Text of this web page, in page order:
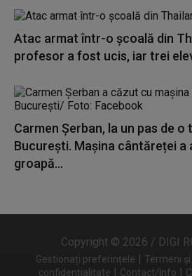
Atac armat într-o școală din
profesor a fost ucis, iar trei
Carmen Șerban, la un pas de o
București. Mașina cântăreței a
groapă...
Copyright © 2026 / DIGI
Gestionați preferințele | Termeni
confidențialitate | Contact/Info |